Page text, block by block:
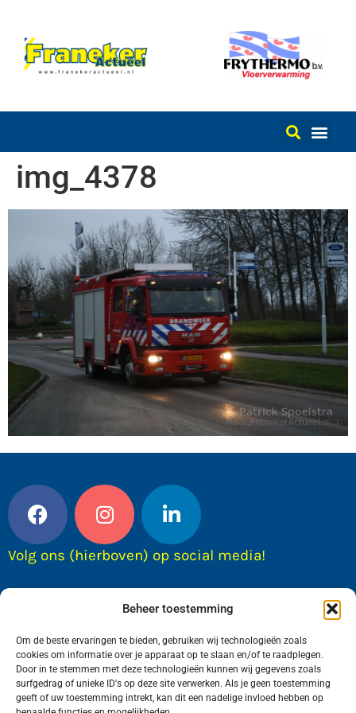
Beheer toestemming
Om de beste ervaringen te bieden, gebruiken wij technologieën zoals
cookies om informatie over je apparaat op te slaan en/of te raadplegen.
Door in te stemmen met deze technologieën kunnen wij gegevens zoals
surfgedrag of unieke ID's op deze site verwerken. Als je geen toestemming
geeft of uw toestemming intrekt, kan dit een nadelige invloed hebben op
img_4378
Volg ons (hierboven) op social media!